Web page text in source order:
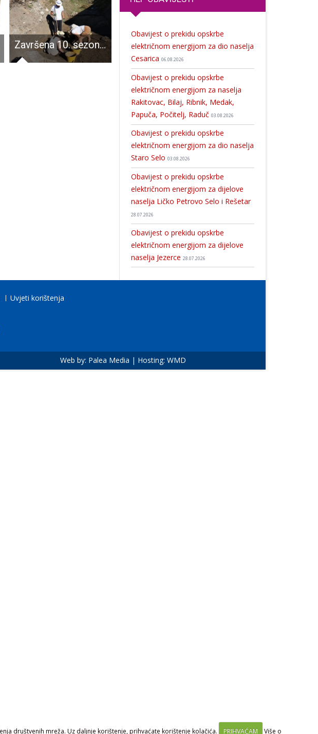
društvenih mreža. Uz daljnje korištenje, prihvaćate korištenje kolačića. PRIHVAĆAM Više o
Završena 10. sezona arheološkog istraživanja starog grada Otočca KOMUNALAC GOSPIĆ poziva suvlasnike zgrada na području Gospića da izaberu predstavnike suvlasnika, ako ga nemaju
Obavijest o prekidu opskrbe
električnom energijom za dio naselja
Cesarica 06.08.2026
Obavijest o prekidu opskrbe
električnom energijom za naselja
Rakitovac, Bilaj, Ribnik, Medak,
Papuča, Počitelj, Raduč 03.08.2026
Obavijest o prekidu opskrbe
električnom energijom za dio naselja
Staro Selo 03.08.2026
Obavijest o prekidu opskrbe
električnom energijom za dijelove
naselja Ličko Petrovo Selo i Rešetar
28.07.2026
Obavijest o prekidu opskrbe
električnom energijom za dijelove
naselja Jezerce 28.07.2026
Uvjeti korištenja
Web by: Palea Media | Hosting: WMD